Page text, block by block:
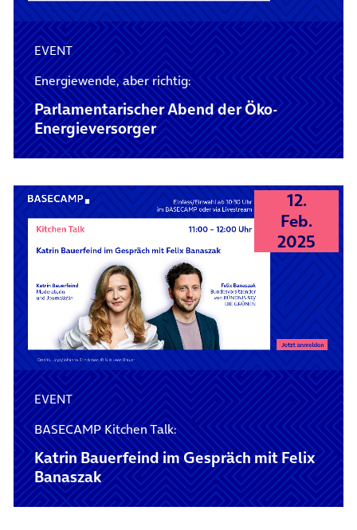
EVENT
Energiewende, aber richtig:
Parlamentarischer Abend der Öko-
Energieversorger
12.
Feb.
2025
EVENT
BASECAMP Kitchen Talk:
Katrin Bauerfeind im Gespräch mit Felix
Banaszak